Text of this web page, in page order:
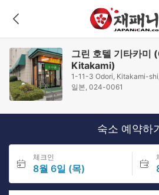
그린 호텔 기타카미
Kitakami)
1-11-3 Odori, Kitakami-
일본, 024-0061
숙소 예약하
체크인
8월 6일 (목)